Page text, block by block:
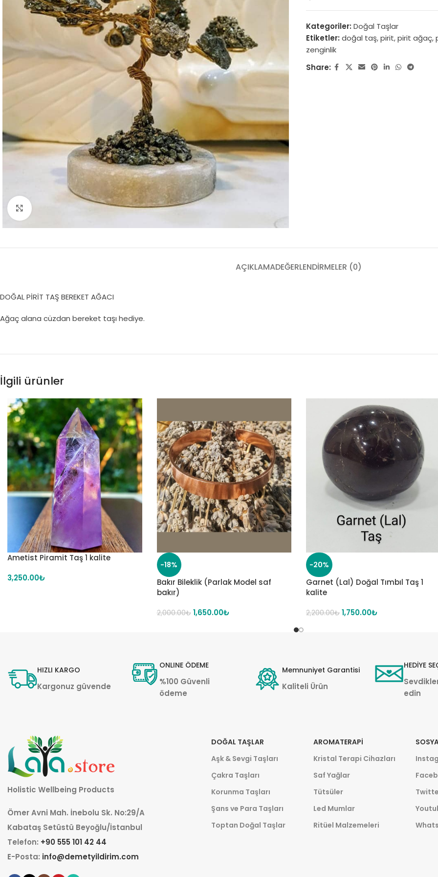
Kategoriler: Doğal Taşlar
Etiketler: doğal taş,pirit,pirit ağaç,
zenginlik
Share:
AÇIKLAMADEĞERLENDIRMELER (0)
DOĞAL PİRİT TAŞ BEREKET AĞACI
Ağaç alana cüzdan bereket taşı hediye.
İlgili ürünler
Ametist Piramit Taş 1 kalite
3,250.00₺
-18%
Bakır Bileklik (Parlak Model saf
bakır)
2,000.00₺ 1,650.00₺
-20%
Garnet (Lal) Doğal Tımbıl Taş 1
kalite
2,200.00₺ 1,750.00₺
HIZLI KARGO
Kargonuz güvende
ONLINE ÖDEME
%100 Güvenli
ödeme
Memnuniyet Garantisi
Kaliteli Ürün
HEDİYE
edin
Holistic Wellbeing Products
Ömer Avni Mah. İnebolu Sk. No:29/A
Kabataş Setüstü Beyoğlu/İstanbul
Telefon: +90 555 101 42 44
E-Posta: info@demetyildirim.com
DOĞAL TAŞLAR
Aşk & Sevgi Taşları
Çakra Taşları
Korunma Taşları
Şans ve Para Taşları
Toptan Doğal Taşlar
AROMATERAPI
Kristal Terapi Cihazları
Saf Yağlar
Tütsüler
Led Mumlar
Ritüel Malzemeleri